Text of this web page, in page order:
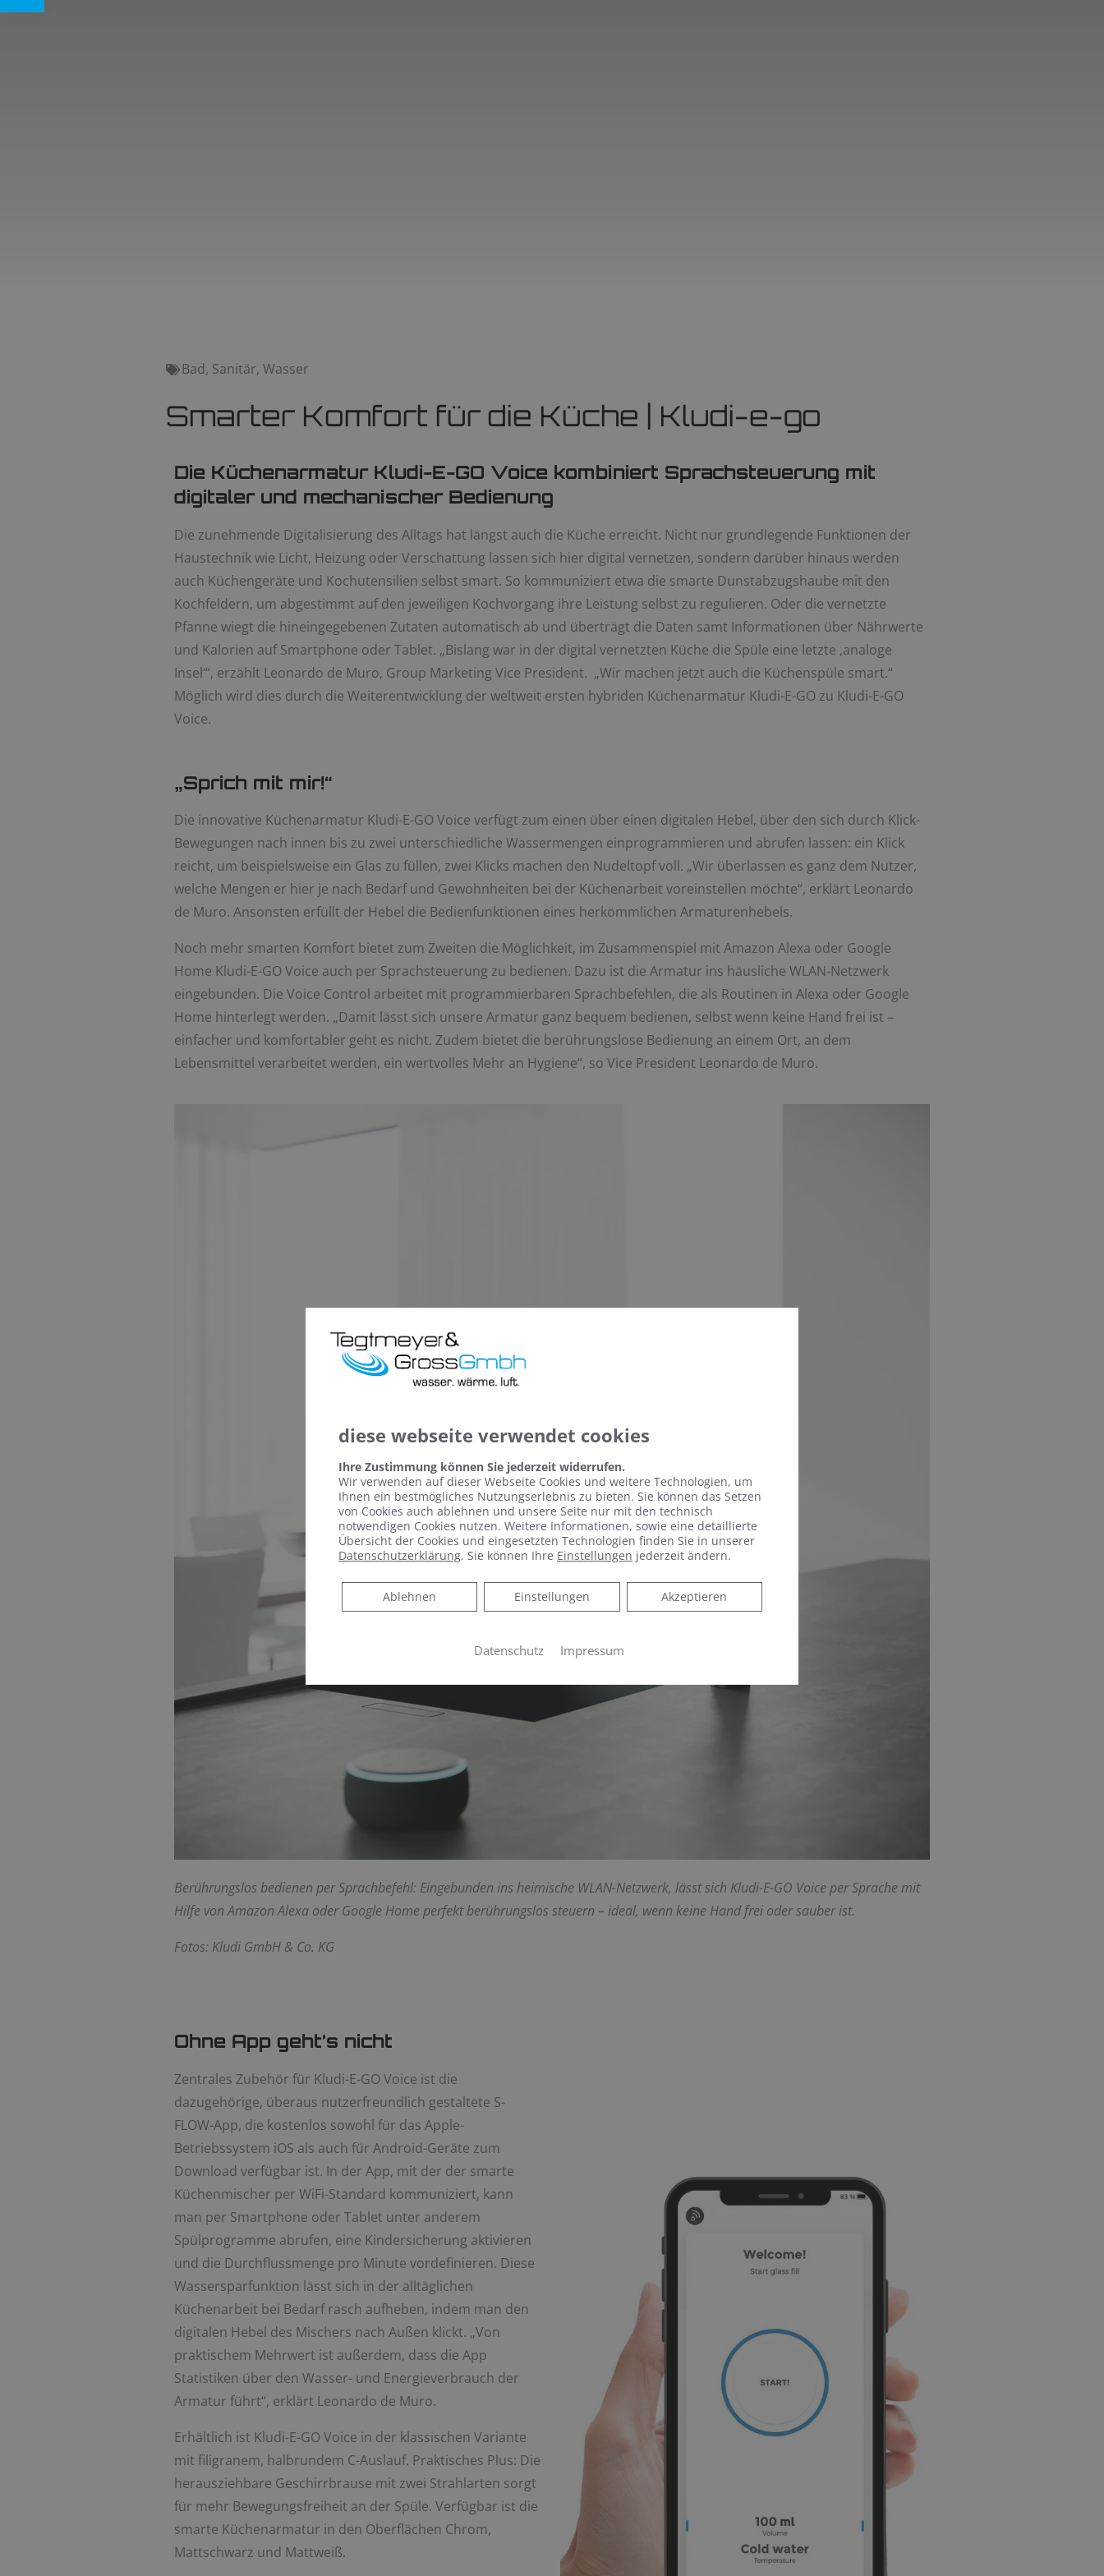
Bad, Sanitär, Wasser
Smarter Komfort für die Küche | Kludi-e-go
Die Küchenarmatur Kludi-E-GO Voice kombiniert Sprachsteuerung mit
digitaler und mechanischer Bedienung
Die zunehmende Digitalisierung des Alltags hat längst auch die Küche erreicht. Nicht nur grundlegende Funktionen der
Haustechnik wie Licht, Heizung oder Verschattung lassen sich hier digital vernetzen, sondern darüber hinaus werden
auch Küchengeräte und Kochutensilien selbst smart. So kommuniziert etwa die smarte Dunstabzugshaube mit den
Kochfeldern, um abgestimmt auf den jeweiligen Kochvorgang ihre Leistung selbst zu regulieren. Oder die vernetzte
Pfanne wiegt die hineingegebenen Zutaten automatisch ab und überträgt die Daten samt Informationen über Nährwerte
und Kalorien auf Smartphone oder Tablet. „Bislang war in der digital vernetzten Küche die Spüle eine letzte ‚analoge
Insel‘“, erzählt Leonardo de Muro, Group Marketing Vice President. „Wir machen jetzt auch die Küchenspüle smart.“
Möglich wird dies durch die Weiterentwicklung der weltweit ersten hybriden Küchenarmatur Kludi-E-GO zu Kludi-E-GO
Voice.
„Sprich mit mir!“
Die innovative Küchenarmatur Kludi-E-GO Voice verfügt zum einen über einen digitalen Hebel, über den sich durch Klick-
Bewegungen nach innen bis zu zwei unterschiedliche Wassermengen einprogrammieren und abrufen lassen: ein Klick
reicht, um beispielsweise ein Glas zu füllen, zwei Klicks machen den Nudeltopf voll. „Wir überlassen es ganz dem Nutzer,
welche Mengen er hier je nach Bedarf und Gewohnheiten bei der Küchenarbeit voreinstellen möchte“, erklärt Leonardo
de Muro. Ansonsten erfüllt der Hebel die Bedienfunktionen eines herkömmlichen Armaturenhebels.
Noch mehr smarten Komfort bietet zum Zweiten die Möglichkeit, im Zusammenspiel mit Amazon Alexa oder Google
Home Kludi-E-GO Voice auch per Sprachsteuerung zu bedienen. Dazu ist die Armatur ins häusliche WLAN-Netzwerk
eingebunden. Die Voice Control arbeitet mit programmierbaren Sprachbefehlen, die als Routinen in Alexa oder Google
Home hinterlegt werden. „Damit lässt sich unsere Armatur ganz bequem bedienen, selbst wenn keine Hand frei ist –
einfacher und komfortabler geht es nicht. Zudem bietet die berührungslose Bedienung an einem Ort, an dem
Lebensmittel verarbeitet werden, ein wertvolles Mehr an Hygiene“, so Vice President Leonardo de Muro.
Berührungslos bedienen per Sprachbefehl: Eingebunden ins heimische WLAN-Netzwerk, lässt sich Kludi-E-GO Voice per Sprache mit
Hilfe von Amazon Alexa oder Google Home perfekt berührungslos steuern – ideal, wenn keine Hand frei oder sauber ist.
Fotos: Kludi GmbH & Co. KG
Ohne App geht’s nicht
Zentrales Zubehör für Kludi-E-GO Voice ist die
dazugehörige, überaus nutzerfreundlich gestaltete S-
FLOW-App, die kostenlos sowohl für das Apple-
Betriebssystem iOS als auch für Android-Geräte zum
Download verfügbar ist. In der App, mit der der smarte
Küchenmischer per WiFi-Standard kommuniziert, kann
man per Smartphone oder Tablet unter anderem
Spülprogramme abrufen, eine Kindersicherung aktivieren
und die Durchflussmenge pro Minute vordefinieren. Diese
Wassersparfunktion lässt sich in der alltäglichen
Küchenarbeit bei Bedarf rasch aufheben, indem man den
digitalen Hebel des Mischers nach Außen klickt. „Von
praktischem Mehrwert ist außerdem, dass die App
Statistiken über den Wasser- und Energieverbrauch der
Armatur führt“, erklärt Leonardo de Muro.
Erhältlich ist Kludi-E-GO Voice in der klassischen Variante
mit filigranem, halbrundem C-Auslauf. Praktisches Plus: Die
herausziehbare Geschirrbrause mit zwei Strahlarten sorgt
für mehr Bewegungsfreiheit an der Spüle. Verfügbar ist die
smarte Küchenarmatur in den Oberflächen Chrom,
Mattschwarz und Mattweiß.
diese webseite verwendet cookies
Ihre Zustimmung können Sie jederzeit widerrufen.
Wir verwenden auf dieser Webseite Cookies und weitere Technologien, um
Ihnen ein bestmögliches Nutzungserlebnis zu bieten. Sie können das Setzen
von Cookies auch ablehnen und unsere Seite nur mit den technisch
notwendigen Cookies nutzen. Weitere Informationen, sowie eine detaillierte
Übersicht der Cookies und eingesetzten Technologien finden Sie in unserer
Datenschutzerklärung. Sie können Ihre Einstellungen jederzeit ändern.
Akzeptieren
Einstellungen
Ablehnen
Ablehnen
Datenschutz Impressum